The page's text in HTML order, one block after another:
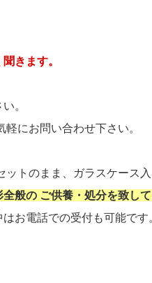
きます。
。
にお問い合わせ下さい。
トのまま、ガラスケース
全般の ご供養・処分を致して
お電話での受付も可能で